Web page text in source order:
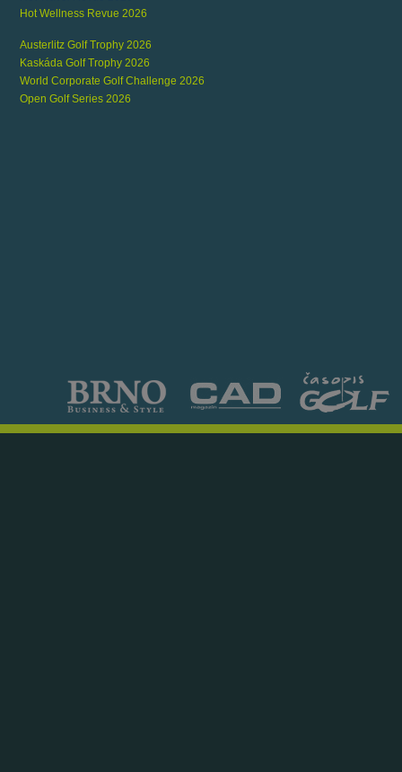
Hot Wellness Revue 2026
Austerlitz Golf Trophy 2026
Kaskáda Golf Trophy 2026
World Corporate Golf Challenge 2026
Open Golf Series 2026